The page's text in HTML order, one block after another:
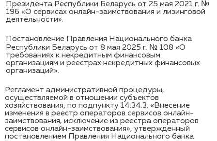
Президента Республики Беларусь от 25 мая 2021 г. №
196 «О сервисах онлайн-заимствования и лизинговой
деятельности».
Постановление Правления Национального банка
Республики Беларусь от 8 мая 2025 г. № 108 «О
требованиях к некредитным финансовым
организациям и реестрах некредитных финансовых
организаций».
Регламент административной процедуры,
осуществляемой в отношении субъектов
хозяйствования, по подпункту 14.34.3. «Внесение
изменения в реестр операторов сервисов онлайн-
заимствования, исключение из реестра операторов
сервисов онлайн-заимствования», утвержденный
постановлением Правления Национального банка